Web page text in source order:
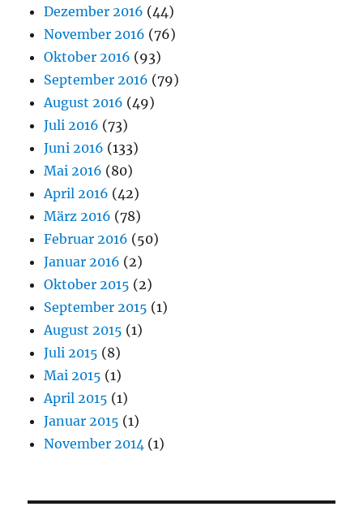
Dezember 2016 (44)
November 2016 (76)
Oktober 2016 (93)
September 2016 (79)
August 2016 (49)
Juli 2016 (73)
Juni 2016 (133)
Mai 2016 (80)
April 2016 (42)
März 2016 (78)
Februar 2016 (50)
Januar 2016 (2)
Oktober 2015 (2)
September 2015 (1)
August 2015 (1)
Juli 2015 (8)
Mai 2015 (1)
April 2015 (1)
Januar 2015 (1)
November 2014 (1)